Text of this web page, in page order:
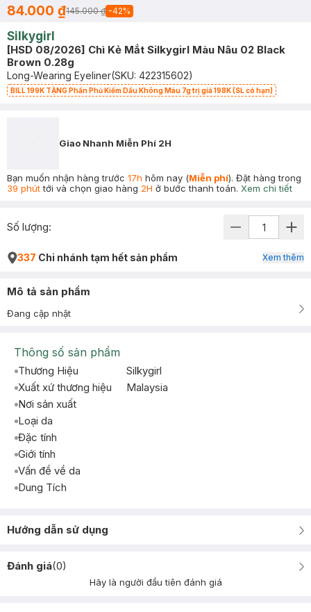
84.000 ₫145.000 ₫ -42%
Silkygirl
[HSD 08/2026] Chì Kẻ Mắt Silkygirl Màu Nâu 02 Black
Brown 0.28g
Long-Wearing Eyeliner(SKU: 422315602)
BILL 199K TẶNG Phấn Phủ Kiềm Dầu Không Màu 7g trị giá 198K (SL có hạn)
Giao Nhanh Miễn Phí 2H
Bạn muốn nhận hàng trước 17h hôm nay (Miễn phí). Đặt hàng trong
39 phúttới và chọn giao hàng 2H ở bước thanh toán. Xem chi tiết
Số lượng:
337 Chi nhánh tạm hết sản phẩm Xem thêm
Mô tả sản phẩm
Đang cập nhật
Thông số sản phẩm
Thương Hiệu
Silkygirl
Xuất xứ thương hiệu
Malaysia
Nơi sản xuất
Loại da
Đặc tính
Giới tính
Vấn đề về da
Dung Tích
Hướng dẫn sử dụng
Đánh giá(0)
Hãy là người đầu tiên đánh giá